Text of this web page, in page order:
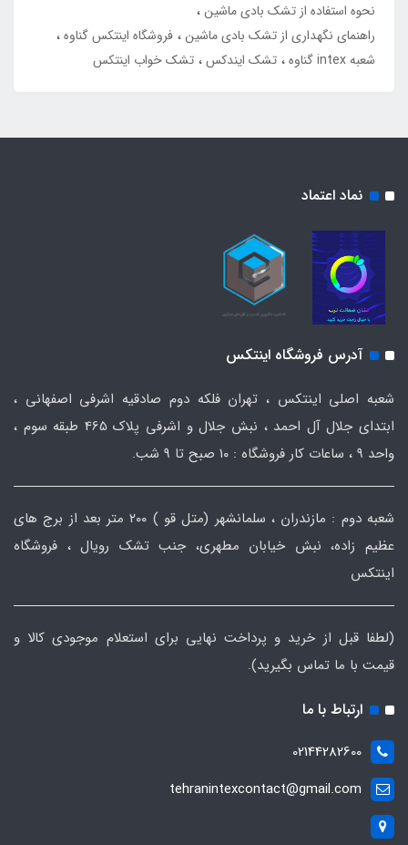
نحوه استفاده از تشک بادی ماشین
راهنمای نگهداری از تشک بادی ماشین فروشگاه اینتکس گناوه
شعبه intex گناوه
تشک ایندکس تشک خواب اینتکس
نماد اعتماد
آدرس فروشگاه اینتکس
شعبه اصلی اینتکس ، تهران فلکه دوم صادقیه اشرفی اصفهانی ،
ابتدای جلال آل احمد ، نبش جلال و اشرفی پلاک 465 طبقه سوم ،
واحد ۹ ، ساعات کار فروشگاه : ۱۰ صبح تا ۹ شب.
شعبه دوم : مازندران ، سلمانشهر (متل قو ) ۲۰۰ متر بعد از برج های
عظیم زاده، نبش خیابان مطهری، جنب تشک رویال ، فروشگاه
اینتکس
(لطفا قبل از خرید و پرداخت نهایی برای استعلام موجودی کالا و
قیمت با ما تماس بگیرید).
ارتباط با ما
02144282600
tehranintexcontact@gmail.com